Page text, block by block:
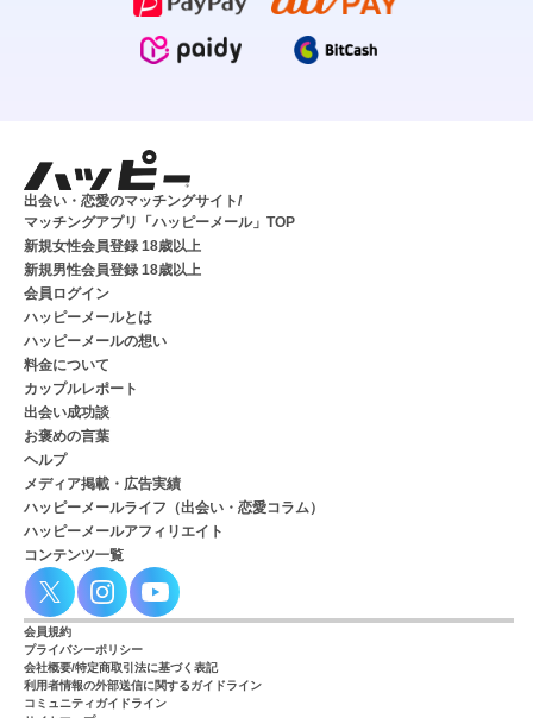
出会い・恋愛のマッチングサイト/
マッチングアプリ「ハッピーメール」TOP
新規女性会員登録 18歳以上
新規男性会員登録 18歳以上
会員ログイン
ハッピーメールとは
ハッピーメールの想い
料金について
カップルレポート
出会い成功談
お褒めの言葉
ヘルプ
メディア掲載・広告実績
ハッピーメールライフ（出会い・恋愛コラム）
ハッピーメールアフィリエイト
コンテンツ一覧
会員規約
プライバシーポリシー
会社概要/特定商取引法に基づく表記
利用者情報の外部送信に関するガイドライン
コミュニティガイドライン